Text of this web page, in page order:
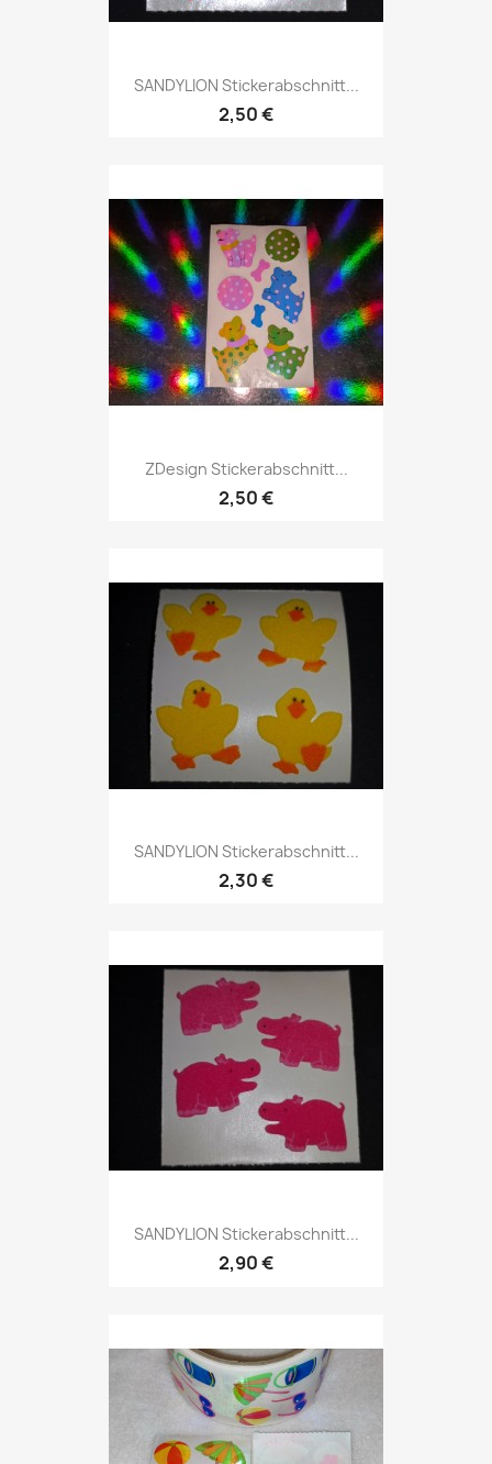
SANDYLION Stickerabschnitt...
2,50 €
ZDesign Stickerabschnitt...
2,50 €
SANDYLION Stickerabschnitt...
2,30 €
SANDYLION Stickerabschnitt...
2,90 €